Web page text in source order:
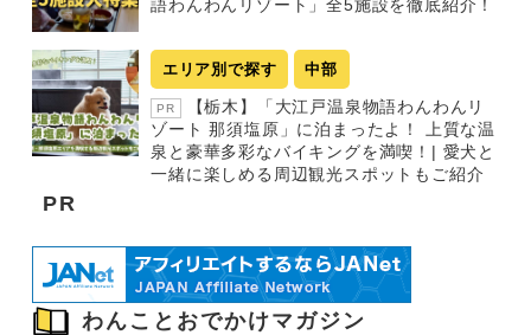
語わんわんリゾート」全5施設を徹底紹介！
エリア別で探す 中部
PR
【栃木】「大江戸温泉物語わんわんリ
ゾート 那須塩原」に泊まったよ！ 上質な温
泉と豪華多彩なバイキングを満喫！| 愛犬と
一緒に楽しめる周辺観光スポットもご紹介
PR
わんことおでかけマガジン